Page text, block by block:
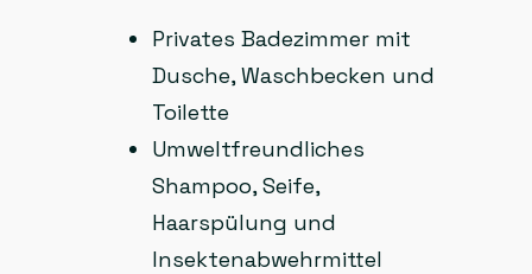
Privates Badezimmer mit
Dusche, Waschbecken und
Toilette
Umweltfreundliches
Shampoo, Seife,
Haarspülung und
Insektenabwehrmittel